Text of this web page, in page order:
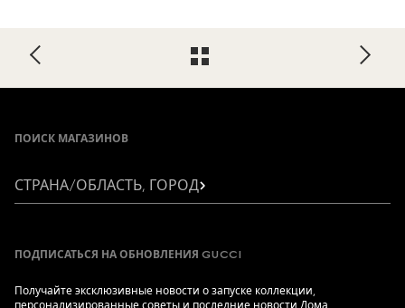
ПОИСК МАГАЗИНОВ
СТРАНА/ОБЛАСТЬ, ГОРОД
ПОДПИСАТЬСЯ НА ОБНОВЛЕНИЯ GUCCI
Получайте эксклюзивные новости о запуске коллекции,